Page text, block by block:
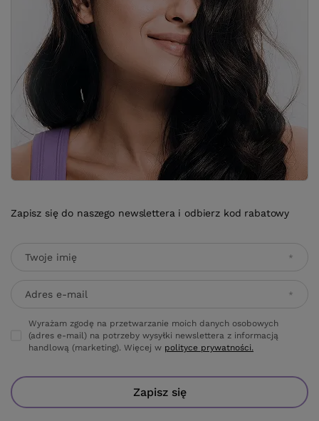
Zapisz się do naszego newslettera i odbierz kod rabatowy
Twoje imię
Adres e-mail
Wyrażam zgodę na przetwarzanie moich danych osobowych
(adres e-mail) na potrzeby wysyłki newslettera z informacją
handlową (marketing). Więcej w polityce prywatności.
Zapisz się